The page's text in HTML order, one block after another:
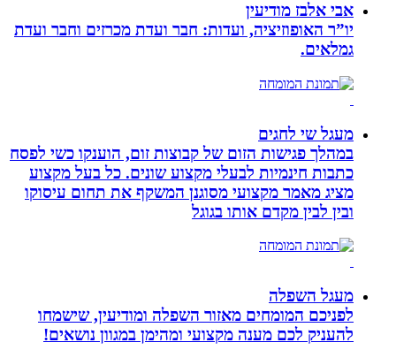
אבי אלבז מודיעין
יו”ר האופוזיציה, ועדות: חבר ועדת מכרזים וחבר ועדת
גמלאים.
מעגל שי לחגים
במהלך פגישות הזום של קבוצות זום, הוענקו כשי לפסח
כתבות חינמיות לבעלי מקצוע שונים. כל בעל מקצוע
מציג מאמר מקצועי מסוגנן המשקף את תחום עיסוקו
ובין לבין מקדם אותו בגוגל
מעגל השפלה
לפניכם המומחים מאזור השפלה ומודיעין, שישמחו
להעניק לכם מענה מקצועי ומהימן במגוון נושאים!